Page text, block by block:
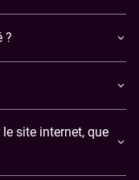
?
site internet, que